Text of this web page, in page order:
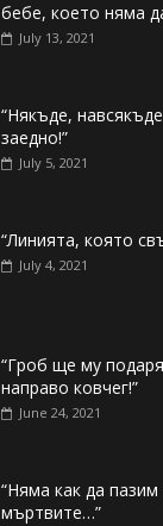
бебе, което няма
July 13, 2021
“Някъде,
заедно!”
July 5, 2021
“Линията, която
July 4, 2021
“Гроб ще му
направо ковчег!”
June 24, 2021
“Няма как да
мъртвите…”